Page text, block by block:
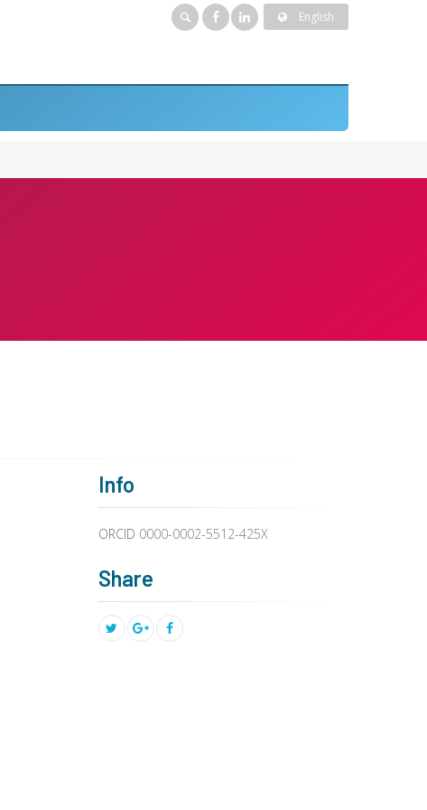
English
Info
ORCID 0000-0002-5512-425X
Share